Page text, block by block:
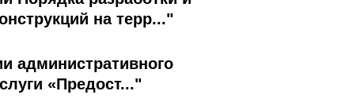
на терр..."
административного
«Предост..."